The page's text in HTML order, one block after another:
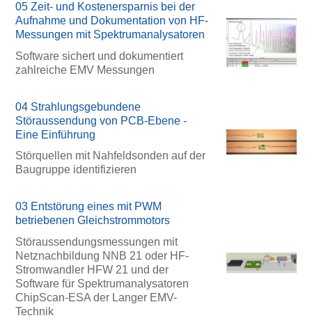
05 Zeit- und Kostenersparnis bei der
Aufnahme und Dokumentation von HF-
Messungen mit Spektrumanalysatoren
Software sichert und dokumentiert
zahlreiche EMV Messungen
04 Strahlungsgebundene
Störaussendung von PCB-Ebene -
Eine Einführung
Störquellen mit Nahfeldsonden auf der
Baugruppe identifizieren
03 Entstörung eines mit PWM
betriebenen Gleichstrommotors
Störaussendungsmessungen mit
Netznachbildung NNB 21 oder HF-
Stromwandler HFW 21 und der
Software für Spektrumanalysatoren
ChipScan-ESA der Langer EMV-
Technik